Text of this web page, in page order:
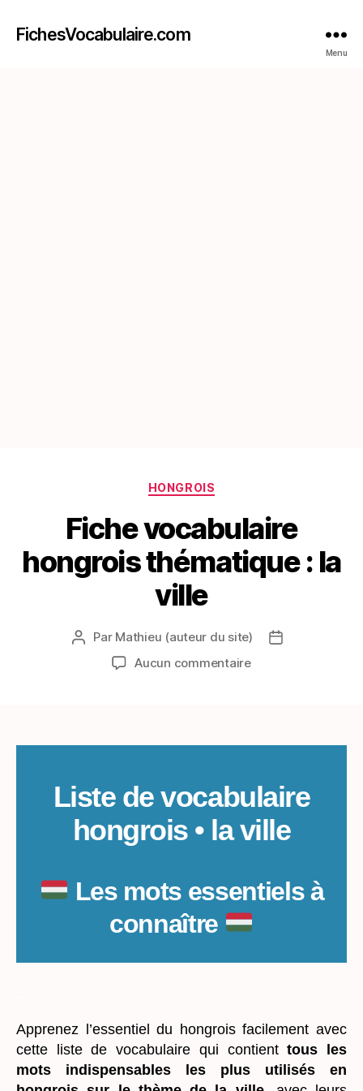
FichesVocabulaire.com
Menu
Catégories
HONGROIS
Fiche vocabulaire
hongrois thématique : la
ville
Auteur
l’article
Par Mathieu (auteur du site)
Date
Aucun commentairesur
ville
Liste de vocabulaire
hongrois • la ville
Les mots essentiels à
connaître
Apprenez l’essentiel du hongrois facilement avec
cette liste de vocabulaire qui contienttous les
mots indispensables les plus utilisés en